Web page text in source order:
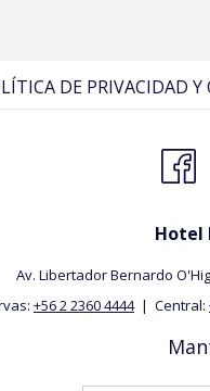
DE PRIVACIDAD Y
Hotel
Av. Libertador Bernardo
+56 2 2360 4444| Central: